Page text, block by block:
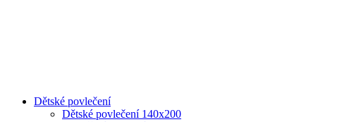
Dětské povlečení
Dětské povlečení 140x200